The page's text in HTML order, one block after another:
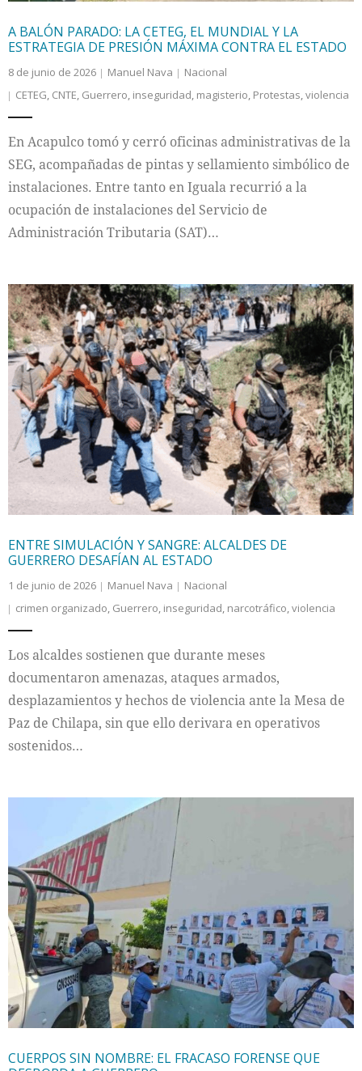
A BALÓN PARADO: LA CETEG, EL MUNDIAL Y LA
ESTRATEGIA DE PRESIÓN MÁXIMA CONTRA EL ESTADO
8 de junio de 2026 Manuel Nava
Nacional
CETEG, CNTE, Guerrero, inseguridad, magisterio, Protestas,violencia
En Acapulco tomó y cerró oficinas administrativas de la
SEG, acompañadas de pintas y sellamiento simbólico de
instalaciones. Entre tanto en Iguala recurrió a la
ocupación de instalaciones del Servicio de
Administración Tributaria (SAT)…
ENTRE SIMULACIÓN Y SANGRE: ALCALDES DE
GUERRERO DESAFÍAN AL ESTADO
1 de junio de 2026 Manuel Nava
Nacional
crimen organizado, Guerrero, inseguridad, narcotráfico,violencia
Los alcaldes sostienen que durante meses
documentaron amenazas, ataques armados,
desplazamientos y hechos de violencia ante la Mesa de
Paz de Chilapa, sin que ello derivara en operativos
sostenidos…
CUERPOS SIN NOMBRE: EL FRACASO FORENSE QUE